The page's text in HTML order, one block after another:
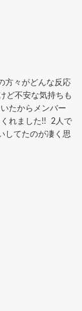
方々がどんな反応
ど不安な気持ちも
たからメンバー
れました!! 2人で
してたのが凄く思